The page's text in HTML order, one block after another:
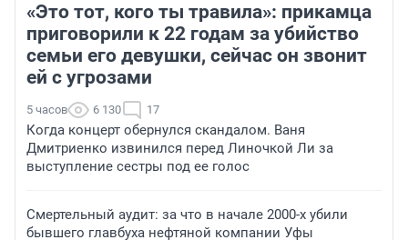
«Это тот, кого ты травила»: прикамца
приговорили к 22 годам за убийство
семьи его девушки, сейчас он звонит
ей с угрозами
5 часов 6 130 17
Когда концерт обернулся скандалом. Ваня
Дмитриенко извинился перед Линочкой Ли за
выступление сестры под ее голос
Смертельный аудит: за что в начале 2000-х убили
бывшего главбуха нефтяной компании Уфы